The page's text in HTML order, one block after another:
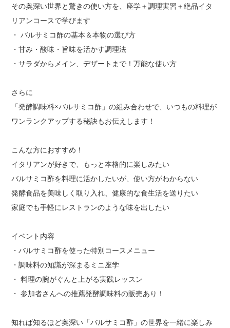
その奥深い世界と驚きの使い方を、座学＋調理実習＋絶品イタ
リアンコースで学びます
・ バルサミコ酢の基本＆本物の選び方
・甘み・酸味・旨味を活かす調理法
・サラダからメイン、デザートまで！万能な使い方
さらに
「発酵調味料×バルサミコ酢」の組み合わせで、いつもの料理が
ワンランクアップする秘訣もお伝えします！
こんな方におすすめ！
イタリアンが好きで、もっと本格的に楽しみたい
バルサミコ酢を料理に活かしたいが、使い方がわからない
発酵食品を美味しく取り入れ、健康的な食生活を送りたい
家庭でも手軽にレストランのような味を出したい
イベント内容
・バルサミコ酢を使った特別コースメニュー
・調味料の知識が深まるミニ座学
・ 料理の腕がぐんと上がる実践レッスン
・ 参加者さんへの推薦発酵調味料の販売あり！
知れば知るほど奥深い「バルサミコ酢」の世界を一緒に楽しみ